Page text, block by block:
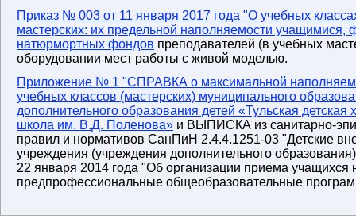
Приказ № 003 от 11 января 2017 года "О учебных
мастерских: их предельной наполняемости
натюрмортных фондов преподавателей (в учебных
оборудовании мест работы с живой моделью.
Приложение № 1 "СПРАВКА о максимальной
учебных классов (мастерских) муниципального
дополнительного образования детей «Тульская детская
школа им. В.Д. Поленова» и ВЫПИСКА из санитарно-
правил и нормативов СанПиН 2.4.4.1251-03 "Детские
учреждения (учреждения дополнительного
22 января 2014 года "Об организации приема учащихся
предпрофессиональные общеобразовательные